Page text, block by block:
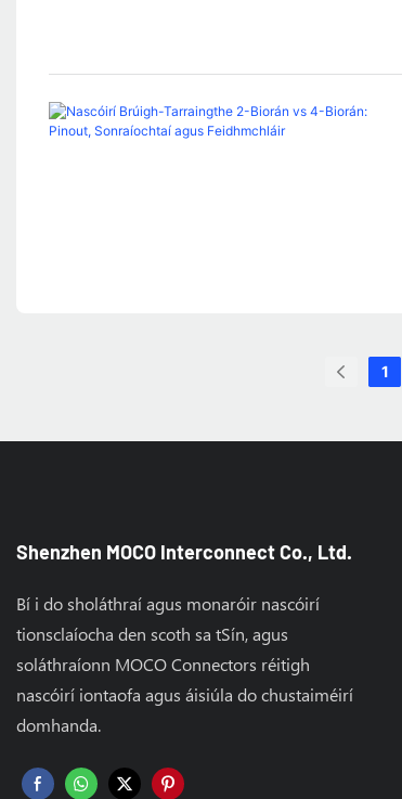
1
Shenzhen MOCO Interconnect Co., Ltd.
Bí i do sholáthraí agus monaróir nascóirí
tionsclaíocha den scoth sa tSín, agus
soláthraíonn MOCO Connectors réitigh
nascóirí iontaofa agus áisiúla do chustaiméirí
domhanda.